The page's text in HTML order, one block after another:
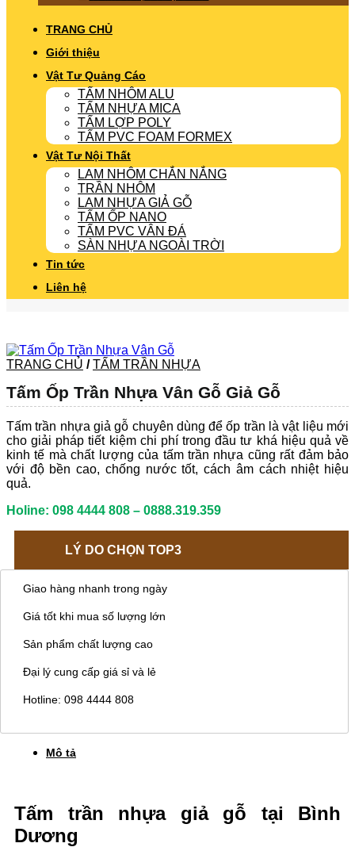
TRANG CHỦ
Giới thiệu
Vật Tư Quảng Cáo
TẤM NHÔM ALU
TẤM NHỰA MICA
TẤM LỢP POLY
TẤM PVC FOAM FORMEX
Vật Tư Nội Thất
LAM NHÔM CHẮN NẮNG
TRẦN NHÔM
LAM NHỰA GIẢ GỖ
TẤM ỐP NANO
TẤM PVC VÂN ĐÁ
SÀN NHỰA NGOÀI TRỜI
Tin tức
Liên hệ
TRANG CHỦ / TẤM TRẦN NHỰA
Tấm Ốp Trần Nhựa Vân Gỗ Giả Gỗ
Tấm trần nhựa giả gỗ chuyên dùng để ốp trần là vật liệu mới
cho giải pháp tiết kiệm chi phí trong đầu tư khá hiệu quả về
kinh tế mà chất lượng của tấm trần nhựa cũng rất đảm bảo
với độ bền cao, chống nước tốt, cách âm cách nhiệt hiệu
quả.
Holine: 098 4444 808 – 0888.319.359
LÝ DO CHỌN TOP3
Giao hàng nhanh trong ngày
Giá tốt khi mua số lượng lớn
Sản phẩm chất lượng cao
Đại lý cung cấp giá sỉ và lẻ
Hotline: 098 4444 808
Mô tả
Tấm trần nhựa giả gỗ tại Bình
Dương